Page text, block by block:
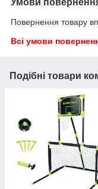
Повернення товару
Всі умови
Подібні товари